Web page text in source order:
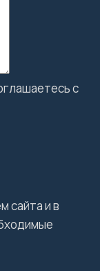
с
сайта и в